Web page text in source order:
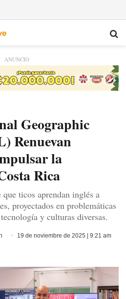
ANUNCIO
Geographic
Renuevan
la
Rica
ticos aprendan inglés a
proyectados en problemáticas
y culturas diversas.
19 de noviembre de 2025 | 9:21 am